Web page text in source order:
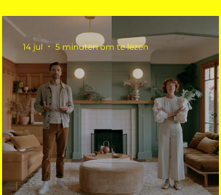
14 jul 5 minuten om te lezen